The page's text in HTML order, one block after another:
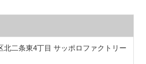
北二条東4丁目 サッポロファクトリー